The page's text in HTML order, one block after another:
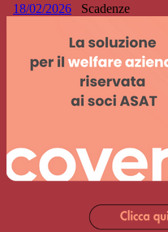
18/02/2026
Scadenze